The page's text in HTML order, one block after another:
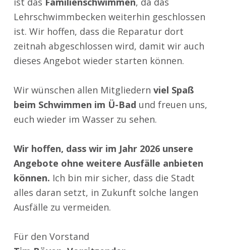
Lehrschwimmbecken weiterhin geschlossen
ist. Wir hoffen, dass die Reparatur dort
zeitnah abgeschlossen wird, damit wir auch
dieses Angebot wieder starten können.
Wir wünschen allen Mitgliedern viel Spaß
beim Schwimmen im Ü-Bad und freuen uns,
euch wieder im Wasser zu sehen.
Wir hoffen, dass wir im Jahr 2026 unsere
Angebote ohne weitere Ausfälle anbieten
können. Ich bin mir sicher, dass die Stadt
alles daran setzt, in Zukunft solche langen
Ausfälle zu vermeiden.
Für den Vorstand